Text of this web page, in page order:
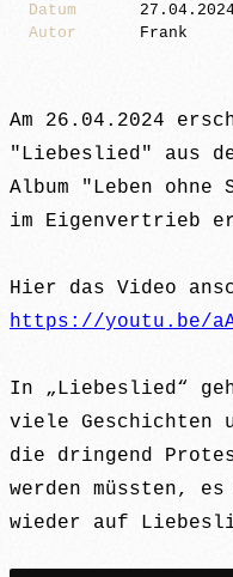
Datum
Autor
Frank
Am 26.04.2024
"Liebeslied" aus dem
Album "Leben ohne
im Eigenvertrieb
Hier das Video
https://youtu.be/
In „Liebeslied“
viele Geschichten
die dringend
werden müssten, es
wieder auf